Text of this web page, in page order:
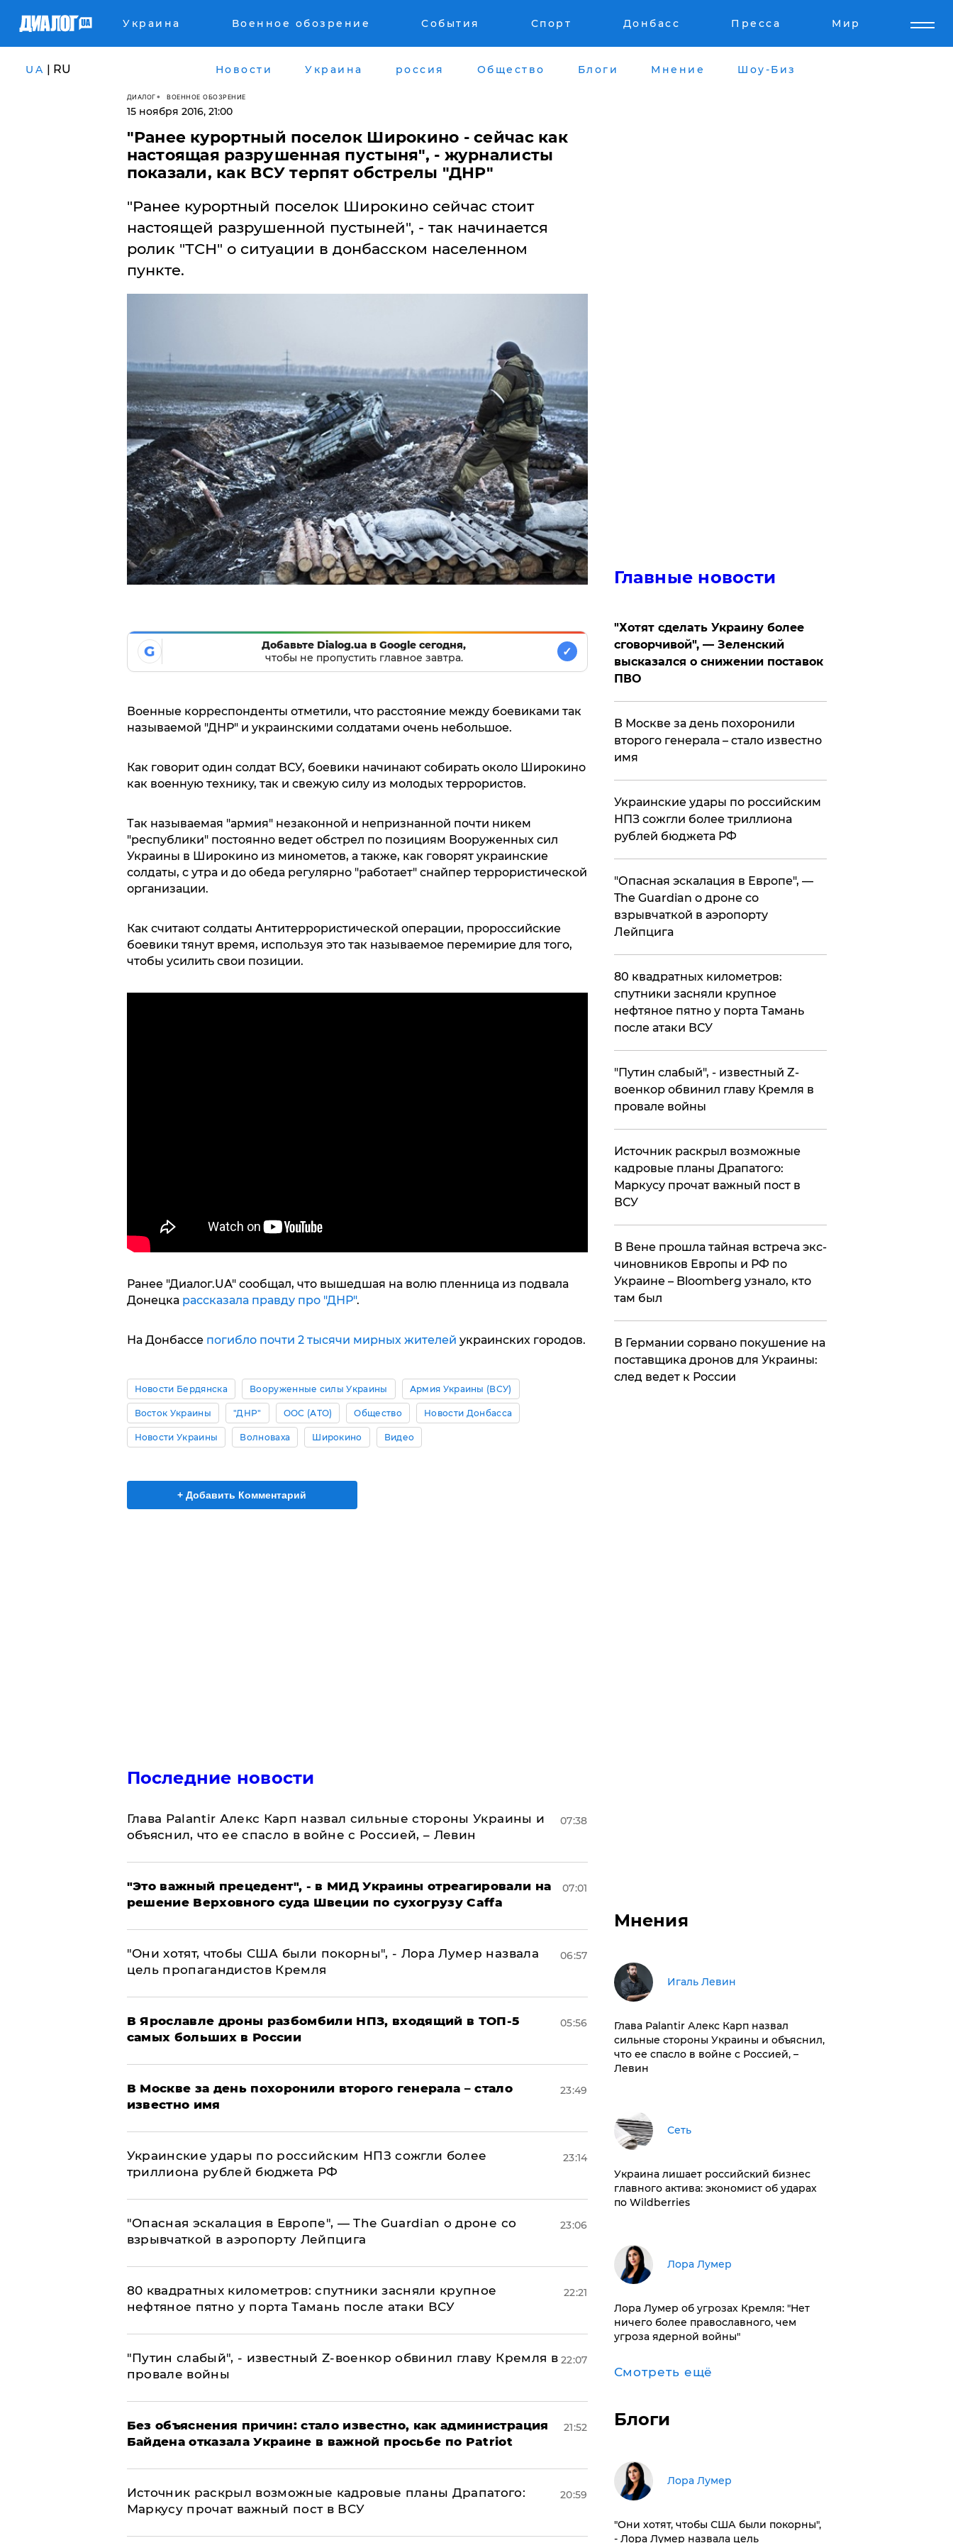
Украина Военное обозрение События Спорт Донбасс Пресса Мир
UA | RU Новости Украина россия Общество Блоги Мнение Шоу-Биз
ДИАЛОГ ВОЕННОЕ ОБОЗРЕНИЕ
15 ноября 2016, 21:00
"Ранее курортный поселок Широкино - сейчас как
настоящая разрушенная пустыня", - журналисты
показали, как ВСУ терпят обстрелы "ДНР"
"Ранее курортный поселок Широкино сейчас стоит
настоящей разрушенной пустыней", - так начинается
ролик "ТСН" о ситуации в донбасском населенном
пункте.
G
Добавьте Dialog.ua в Google сегодня,
чтобы не пропустить главное завтра.
✓
Военные корреспонденты отметили, что расстояние между боевиками так
называемой "ДНР" и украинскими солдатами очень небольшое.
Как говорит один солдат ВСУ, боевики начинают собирать около Широкино
как военную технику, так и свежую силу из молодых террористов.
Так называемая "армия" незаконной и непризнанной почти никем
"республики" постоянно ведет обстрел по позициям Вооруженных сил
Украины в Широкино из минометов, а также, как говорят украинские
солдаты, с утра и до обеда регулярно "работает" снайпер террористической
организации.
Как считают солдаты Антитеррористической операции, пророссийские
боевики тянут время, используя это так называемое перемирие для того,
чтобы усилить свои позиции.
Ранее "Диалог.UА" сообщал, что вышедшая на волю пленница из подвала
Донецка рассказала правду про "ДНР".
На Донбассе погибло почти 2 тысячи мирных жителей украинских городов.
Новости Бердянска Вооруженные силы Украины Армия Украины (ВСУ)
Восток Украины "ДНР" ООС (АТО) Общество Новости Донбасса
Новости Украины Волноваха Широкино Видео
+ Добавить Комментарий
Последние новости
Глава Palantir Алекс Карп назвал сильные стороны Украины и
объяснил, что ее спасло в войне с Россией, – Левин
07:38
"Это важный прецедент", - в МИД Украины отреагировали на
решение Верховного суда Швеции по сухогрузу Caffa
07:01
"Они хотят, чтобы США были покорны", - Лора Лумер назвала
цель пропагандистов Кремля
06:57
В Ярославле дроны разбомбили НПЗ, входящий в ТОП-5
самых больших в России
05:56
В Москве за день похоронили второго генерала – стало
известно имя
23:49
Украинские удары по российским НПЗ сожгли более
триллиона рублей бюджета РФ
23:14
"Опасная эскалация в Европе", — The Guardian о дроне со
взрывчаткой в аэропорту Лейпцига
23:06
80 квадратных километров: спутники засняли крупное
нефтяное пятно у порта Тамань после атаки ВСУ
22:21
​"Путин слабый", - известный Z-военкор обвинил главу Кремля в
провале войны
22:07
Без объяснения причин: стало известно, как администрация
Байдена отказала Украине в важной просьбе по Patriot
21:52
​Источник раскрыл возможные кадровые планы Драпатого:
Маркусу прочат важный пост в ВСУ
20:59
Главные новости
​"Хотят сделать Украину более
сговорчивой", — Зеленский
высказался о снижении поставок
ПВО
В Москве за день похоронили
второго генерала – стало известно
имя
Украинские удары по российским
НПЗ сожгли более триллиона
рублей бюджета РФ
"Опасная эскалация в Европе", —
The Guardian о дроне со
взрывчаткой в аэропорту
Лейпцига
80 квадратных километров:
спутники засняли крупное
нефтяное пятно у порта Тамань
после атаки ВСУ
​"Путин слабый", - известный Z-
военкор обвинил главу Кремля в
провале войны
​Источник раскрыл возможные
кадровые планы Драпатого:
Маркусу прочат важный пост в
ВСУ
В Вене прошла тайная встреча экс-
чиновников Европы и РФ по
Украине – Bloomberg узнало, кто
там был
​В Германии сорвано покушение на
поставщика дронов для Украины:
след ведет к России
Мнения
Игаль Левин
Глава Palantir Алекс Карп назвал
сильные стороны Украины и объяснил,
что ее спасло в войне с Россией, –
Левин
Сеть
​Украина лишает российский бизнес
главного актива: экономист об ударах
по Wildberries
​Лора Лумер
Лора Лумер об угрозах Кремля: "Нет
ничего более православного, чем
угроза ядерной войны"
Смотреть ещё
Блоги
​Лора Лумер
"Они хотят, чтобы США были покорны",
- Лора Лумер назвала цель